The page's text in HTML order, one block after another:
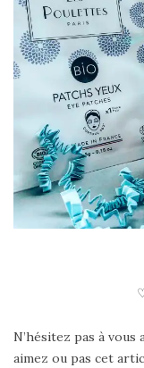
N’hésitez pas à
aimez ou pas cet